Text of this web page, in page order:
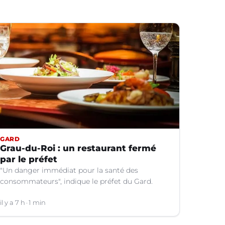
GARD
Grau-du-Roi : un restaurant fermé
par le préfet
"Un danger immédiat pour la santé des
consommateurs", indique le préfet du Gard.
il y a 7 h 1 min